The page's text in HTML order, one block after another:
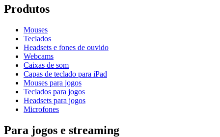
Produtos
Mouses
Teclados
Headsets e fones de ouvido
Webcams
Caixas de som
Capas de teclado para iPad
Mouses para jogos
Teclados para jogos
Headsets para jogos
Microfones
Para jogos e streaming